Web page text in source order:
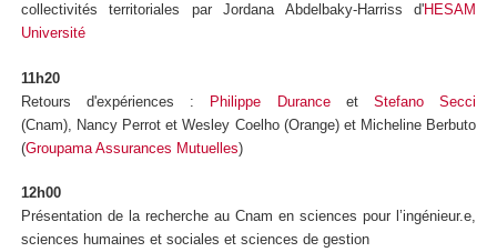
collectivités territoriales par Jordana Abdelbaky-Harriss d'HESAM
Université
11h20
Retours d'expériences :
Philippe Duranceet Stefano Secci
(Cnam), Nancy Perrot et Wesley Coelho (Orange) et Micheline Berbuto
(Groupama Assurances Mutuelles)
12h00
Présentation de la recherche au Cnam en sciences pour l’ingénieur.e,
sciences humaines et sociales et sciences de gestion